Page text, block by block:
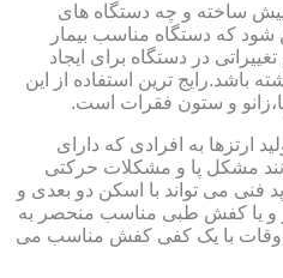
ساخته و چه دستگاه های
که دستگاه مناسب بیمار
در دستگاه برای ایجاد
باشد.رایج ترین استفاده از این
و ستون فقرات است.
ارتزها به افرادی که دارای
مشکل پا و مشکلات حرکتی
فنی می تواند با اسکن دو بعدی و
و یا کفش طبی مناسب منحصر به
اوقات با یک کفی کفش مناسب می